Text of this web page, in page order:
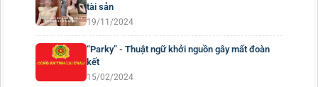
tài sản
19/11/2024
“Parky” - Thuật ngữ khởi nguồn gây mất đoàn
kết
15/02/2024